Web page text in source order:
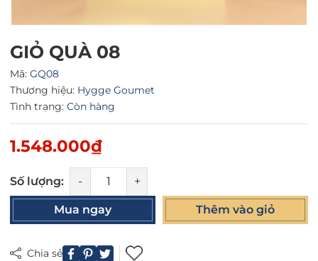
GIỎ QUÀ 08
Mã: GQ08
Thương hiệu: Hygge Goumet
Tình trạng: Còn hàng
1.548.000₫
Số lượng: - +
Mua ngay Thêm vào giỏ
Chia sẻ
Điều kiện: